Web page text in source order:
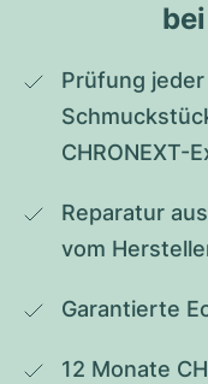
Prüfung
CHRONEXT-
Reparatur
vom
Garantierte
12 Monate